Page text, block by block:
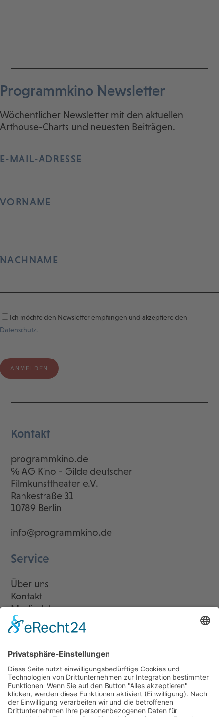
Programmkino Newsletter
Wöchentlicher Newsletter mit den aktuellen
Arthouse-Charts und neuesten Beiträgen.
E-MAIL-ADRESSE
VORNAME
NACHNAME
Ich möchte den Newsletter empfangen und akzeptiere den
Datenschutz.
Kontakt
programmkino.de
℅ AG Kino - Gilde deutscher
Filmkunsttheater e.V.
Rankestraße 31
10789 Berlin
info@programmkino.de
Service
Über uns
Kontakt
Mediadaten
Newsletter
LogIn
Legal
Impressum
Datenschutzerklärung
Cookie-Einstellungen